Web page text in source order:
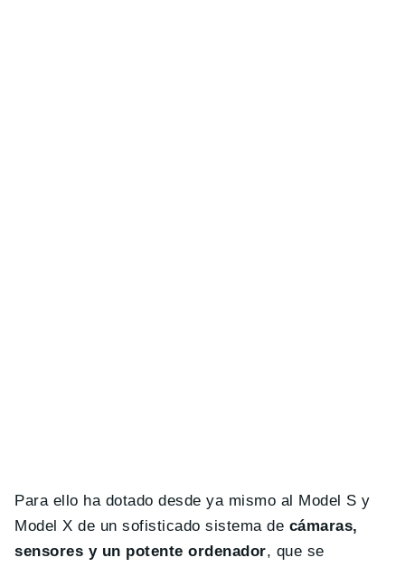
Para ello ha dotado desde ya mismo al Model S y
Model X de un sofisticado sistema de cámaras,
sensores y un potente ordenador, que se